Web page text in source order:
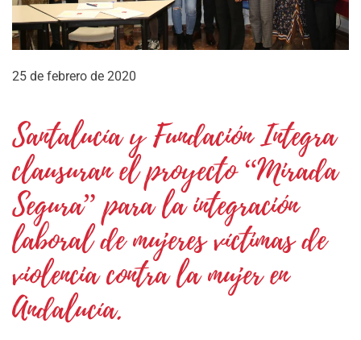
25 de febrero de 2020
Santalucía y Fundación Integra
clausuran el proyecto “Mirada
Segura” para la integración
laboral de mujeres víctimas de
violencia contra la mujer en
Andalucía.